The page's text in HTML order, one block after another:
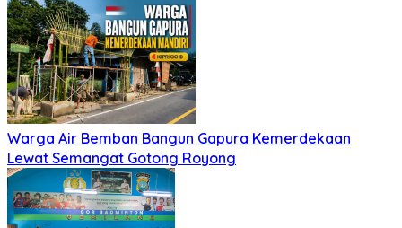
Warga Air Bemban Bangun Gapura Kemerdekaan
Lewat Semangat Gotong Royong